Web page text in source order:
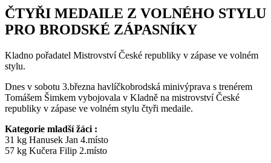
ČTYŘI MEDAILE Z VOLNÉHO STYLU
PRO BRODSKÉ ZÁPASNÍKY
Kladno pořadatel Mistrovství České republiky v zápase ve volném
stylu.
Dnes v sobotu 3.března havlíčkobrodská minivýprava s trenérem
Tomášem Šimkem vybojovala v Kladně na mistrovství České
republiky v zápase ve volném stylu čtyři medaile.
Kategorie mladší žáci :
31 kg Hanusek Jan 4.místo
57 kg Kučera Filip 2.místo